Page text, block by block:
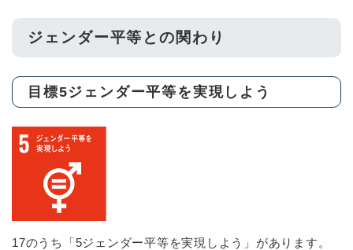
ジェンダー平等との関わり
目標5ジェンダー平等を実現しよう
17のうち「5ジェンダー平等を実現しよう」があります。